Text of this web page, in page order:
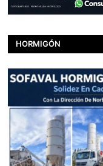
HORMIGÓN